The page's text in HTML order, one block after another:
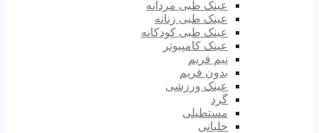
عینک طبی مردانه
عینک طبی زنانه
عینک طبی کودکانه
عینک کامپیوتر
نیم فریم
بدون فریم
عینک ورزشی
گرد
مستطیلی
خلبانی